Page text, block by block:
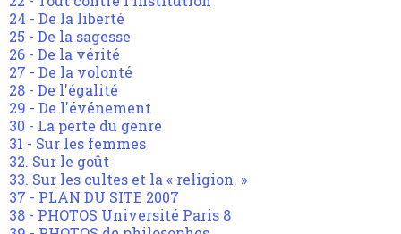
24 - De la liberté
25 - De la sagesse
26 - De la vérité
27 - De la volonté
28 - De l'égalité
29 - De l'événement
30 - La perte du genre
31 - Sur les femmes
32. Sur le goût
33. Sur les cultes et la « religion. »
37 - PLAN DU SITE 2007
38 - PHOTOS Université Paris 8